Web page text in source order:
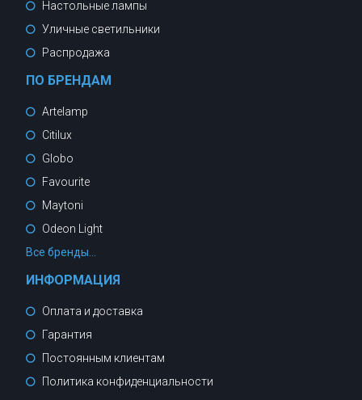
Настольные лампы
Уличные светильники
Распродажа
ПО БРЕНДАМ
Artelamp
Citilux
Globo
Favourite
Maytoni
Odeon Light
Все бренды...
ИНФОРМАЦИЯ
Оплата и доставка
Гарантия
Постоянным клиентам
Политика конфиденциальности